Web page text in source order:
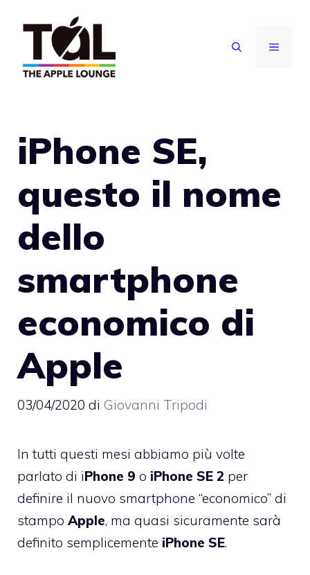
contenuto
MENU
iPhone SE,
questo il nome
dello
smartphone
economico di
Apple
03/04/2020 di Giovanni Tripodi
In tutti questi mesi abbiamo più volte
parlato di iPhone 9 o iPhone SE 2 per
definire il nuovo smartphone “economico” di
stampo Apple, ma quasi sicuramente sarà
definito semplicemente iPhone SE.